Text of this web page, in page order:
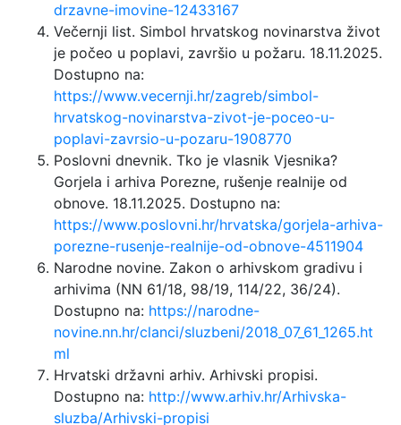
drzavne-imovine-12433167
Večernji list. Simbol hrvatskog novinarstva život
je počeo u poplavi, završio u požaru. 18.11.2025.
Dostupno na:
https://www.vecernji.hr/zagreb/simbol-
hrvatskog-novinarstva-zivot-je-poceo-u-
poplavi-zavrsio-u-pozaru-1908770
Poslovni dnevnik. Tko je vlasnik Vjesnika?
Gorjela i arhiva Porezne, rušenje realnije od
obnove. 18.11.2025. Dostupno na:
https://www.poslovni.hr/hrvatska/gorjela-arhiva-
porezne-rusenje-realnije-od-obnove-4511904
Narodne novine. Zakon o arhivskom gradivu i
arhivima (NN 61/18, 98/19, 114/22, 36/24).
Dostupno na: https://narodne-
novine.nn.hr/clanci/sluzbeni/2018_07_61_1265.ht
ml
Hrvatski državni arhiv. Arhivski propisi.
Dostupno na: http://www.arhiv.hr/Arhivska-
sluzba/Arhivski-propisi